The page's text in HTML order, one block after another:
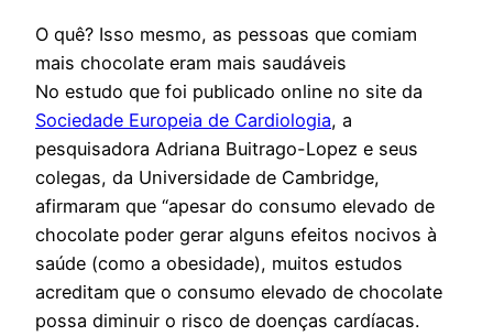
O quê? Isso mesmo, as pessoas que comiam
mais chocolate eram mais saudáveis
No estudo que foi publicado online no site da
Sociedade Europeia de Cardiologia, a
pesquisadora Adriana Buitrago-Lopez e seus
colegas, da Universidade de Cambridge,
afirmaram que “apesar do consumo elevado de
chocolate poder gerar alguns efeitos nocivos à
saúde (como a obesidade), muitos estudos
acreditam que o consumo elevado de chocolate
possa diminuir o risco de doenças cardíacas.